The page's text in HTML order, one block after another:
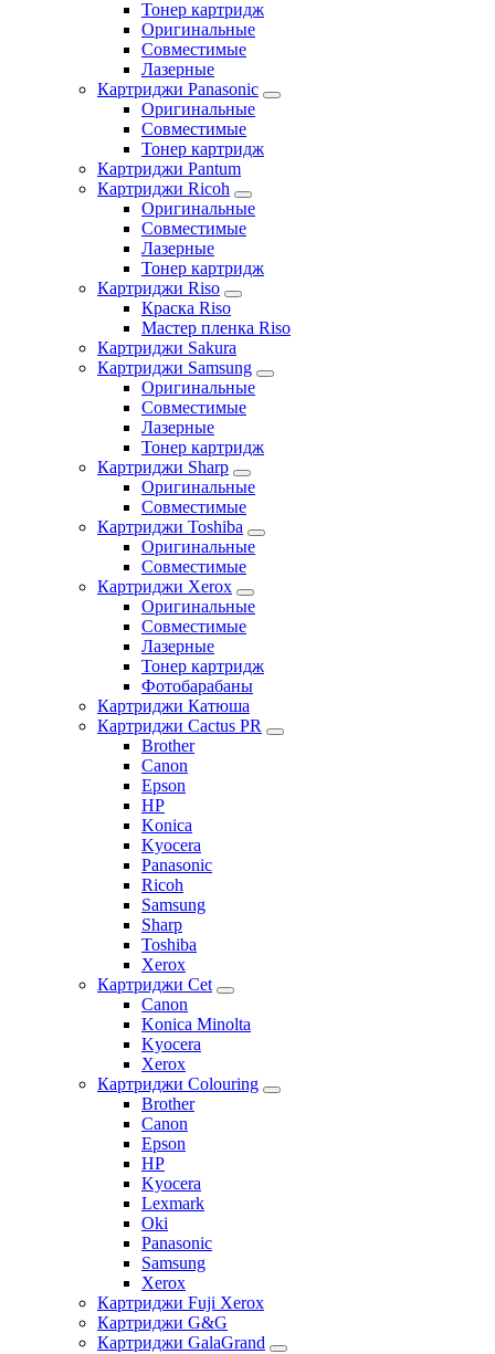
Тонер картридж
Оригинальные
Совместимые
Лазерные
Картриджи Panasonic
Оригинальные
Совместимые
Тонер картридж
Картриджи Pantum
Картриджи Ricoh
Оригинальные
Совместимые
Лазерные
Тонер картридж
Картриджи Riso
Краска Riso
Мастер пленка Riso
Картриджи Sakura
Картриджи Samsung
Оригинальные
Совместимые
Лазерные
Тонер картридж
Картриджи Sharp
Оригинальные
Совместимые
Картриджи Toshiba
Оригинальные
Совместимые
Картриджи Xerox
Оригинальные
Совместимые
Лазерные
Тонер картридж
Фотобарабаны
Картриджи Катюша
Картриджи Cactus PR
Brother
Canon
Epson
HP
Konica
Kyocera
Panasonic
Ricoh
Samsung
Sharp
Toshiba
Xerox
Картриджи Cet
Canon
Konica Minolta
Kyocera
Xerox
Картриджи Colouring
Brother
Canon
Epson
HP
Kyocera
Lexmark
Oki
Panasonic
Samsung
Xerox
Картриджи Fuji Xerox
Картриджи G&G
Картриджи GalaGrand